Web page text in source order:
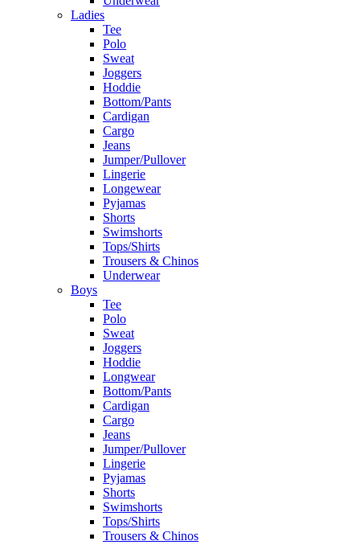
Ladies
Tee
Polo
Sweat
Joggers
Hoddie
Bottom/Pants
Cardigan
Cargo
Jeans
Jumper/Pullover
Lingerie
Longewear
Pyjamas
Shorts
Swimshorts
Tops/Shirts
Trousers & Chinos
Underwear
Boys
Tee
Polo
Sweat
Joggers
Hoddie
Longwear
Bottom/Pants
Cardigan
Cargo
Jeans
Jumper/Pullover
Lingerie
Pyjamas
Shorts
Swimshorts
Tops/Shirts
Trousers & Chinos